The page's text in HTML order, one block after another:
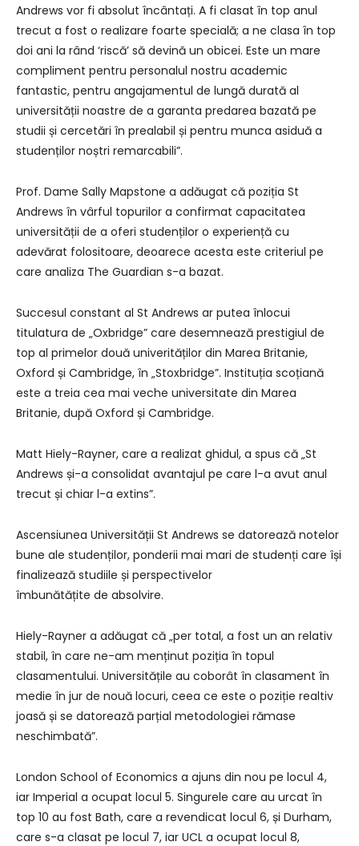
Andrews vor fi absolut încântați. A fi clasat în top anul
trecut a fost o realizare foarte specială; a ne clasa în top
doi ani la rând ‘riscă’ să devină un obicei. Este un mare
compliment pentru personalul nostru academic
fantastic, pentru angajamentul de lungă durată al
universității noastre de a garanta predarea bazată pe
studii și cercetări în prealabil și pentru munca asiduă a
studenților noștri remarcabili”.
Prof. Dame Sally Mapstone a adăugat că poziția St
Andrews în vârful topurilor a confirmat capacitatea
universității de a oferi studenților o experiență cu
adevărat folositoare, deoarece acesta este criteriul pe
care analiza The Guardian s-a bazat.
Succesul constant al St Andrews ar putea înlocui
titulatura de „Oxbridge” care desemnează prestigiul de
top al primelor două univerităților din Marea Britanie,
Oxford și Cambridge, în „Stoxbridge”. Instituția scoțiană
este a treia cea mai veche universitate din Marea
Britanie, după Oxford și Cambridge.
Matt Hiely-Rayner, care a realizat ghidul, a spus că „St
Andrews și-a consolidat avantajul pe care l-a avut anul
trecut și chiar l-a extins”.
Ascensiunea Universității St Andrews se datorează notelor
bune ale studenților, ponderii mai mari de studenți care își
finalizează studiile și perspectivelor
îmbunătățite de absolvire.
Hiely-Rayner a adăugat că „per total, a fost un an relativ
stabil, în care ne-am menținut poziția în topul
clasamentului. Universitățile au coborât în clasament în
medie în jur de nouă locuri, ceea ce este o poziție realtiv
joasă și se datorează parțial metodologiei rămase
neschimbată”.
London School of Economics a ajuns din nou pe locul 4,
iar Imperial a ocupat locul 5. Singurele care au urcat în
top 10 au fost Bath, care a revendicat locul 6, și Durham,
care s-a clasat pe locul 7, iar UCL a ocupat locul 8,